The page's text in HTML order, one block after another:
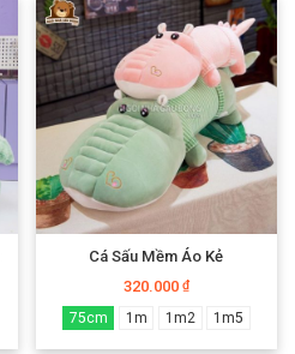
Cá Sấu Mềm Áo Kẻ
320.000 ₫
75cm 1m 1m2 1m5